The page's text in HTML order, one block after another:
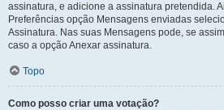
assinatura, e adicione a assinatura pretendida.
Preferências opção Mensagens enviadas
Assinatura. Nas suas Mensagens pode, se
caso a opção Anexar assinatura.
Topo
Como posso criar uma votação?